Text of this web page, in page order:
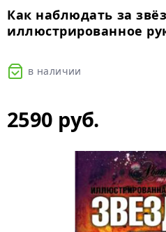
Как наблюдать за
иллюстрированное
в наличии
2590 руб.